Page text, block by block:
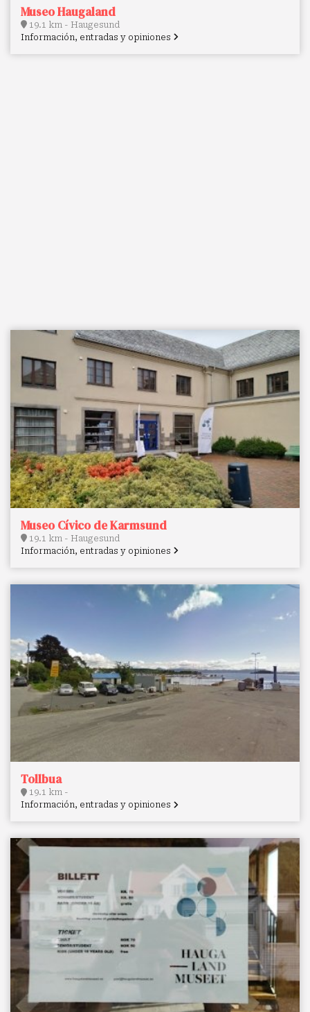
Museo Haugaland
19.1 km - Haugesund
Información, entradas y opiniones
Museo Cívico de Karmsund
19.1 km - Haugesund
Información, entradas y opiniones
Tollbua
19.1 km -
Información, entradas y opiniones